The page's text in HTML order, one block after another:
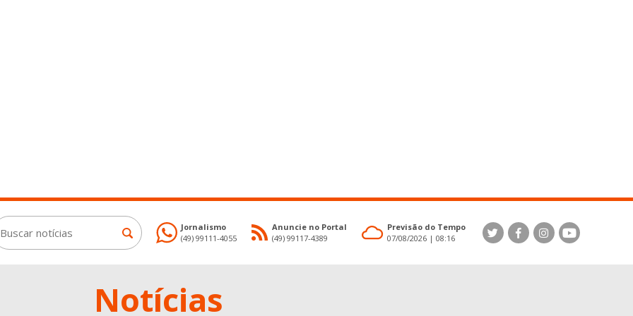
Jornalismo
(49) 99111-4055
Anuncie no Portal
(49) 99117-4389
Previsão do Tempo
07/08/2026 | 08:16
Notícias